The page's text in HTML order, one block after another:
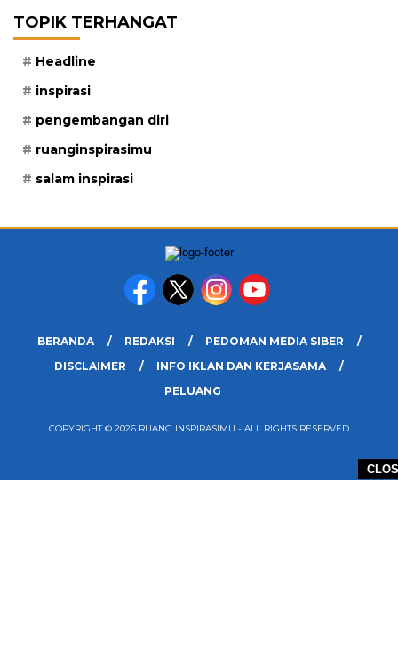
TOPIK TERHANGAT
Headline
inspirasi
pengembangan diri
ruanginspirasimu
salam inspirasi
BERANDA REDAKSI
PEDOMAN MEDIA SIBER
DISCLAIMER
INFO IKLAN DAN KERJASAMA
PELUANG
COPYRIGHT © 2026 RUANG INSPIRASIMU - ALL RIGHTS RESERVED